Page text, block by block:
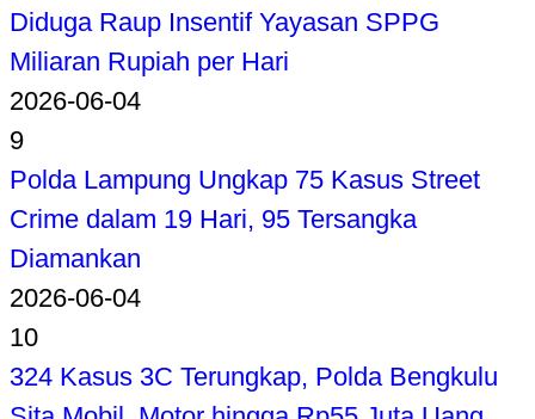
Diduga Raup Insentif Yayasan SPPG
Miliaran Rupiah per Hari
2026-06-04
9
Polda Lampung Ungkap 75 Kasus Street
Crime dalam 19 Hari, 95 Tersangka
Diamankan
2026-06-04
10
324 Kasus 3C Terungkap, Polda Bengkulu